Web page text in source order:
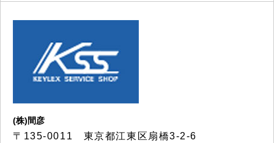
(株)間彦
〒135-0011 東京都江東区扇橋3-2-6